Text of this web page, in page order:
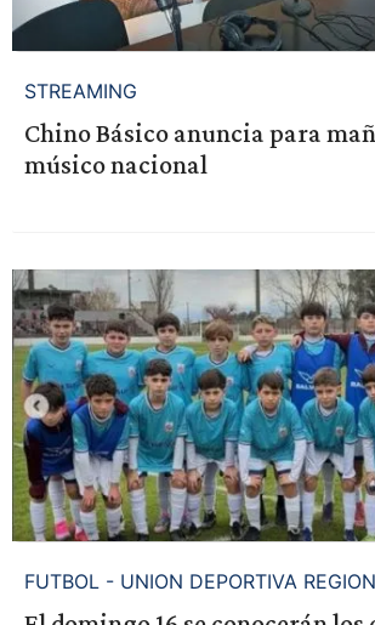
STREAMING
Chino Básico anuncia para
músico nacional
FUTBOL - UNION DEPORTIVA